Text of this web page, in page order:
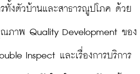
รทั้งตัวบ้านและสาธารณูปโภค ด้วย
ภาพ Quality Development ของ
Inspect และเรื่องการบริการ